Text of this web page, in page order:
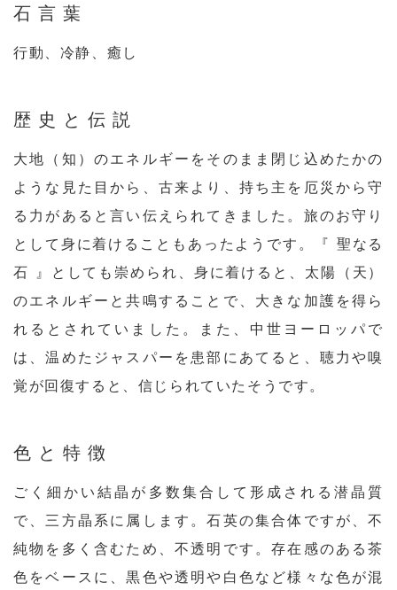
石言葉
行動、冷静、癒し
歴史と伝説
大地（知）のエネルギーをそのまま閉じ込めたかの
ような見た目から、古来より、持ち主を厄災から守
る力があると言い伝えられてきました。旅のお守り
として身に着けることもあったようです。『 聖なる
石 』としても崇められ、身に着けると、太陽（天）
のエネルギーと共鳴することで、大きな加護を得ら
れるとされていました。また、中世ヨーロッパで
は、温めたジャスパーを患部にあてると、聴力や嗅
覚が回復すると、信じられていたそうです。
色と特徴
ごく細かい結晶が多数集合して形成される潜晶質
で、三方晶系に属します。石英の集合体ですが、不
純物を多く含むため、不透明です。存在感のある茶
色をベースに、黒色や透明や白色など様々な色が混